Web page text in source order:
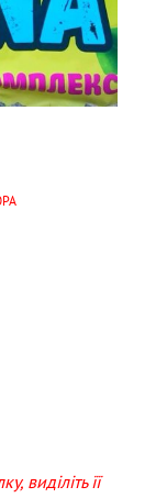
виділіть її